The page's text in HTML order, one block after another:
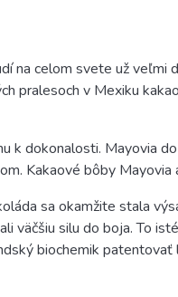
na celom svete už veľmi
pralesoch v Mexiku
dokonalosti. Mayovia
Kakaové bôby
sa okamžite stala
väčšiu silu do boja. To
biochemik patentovať